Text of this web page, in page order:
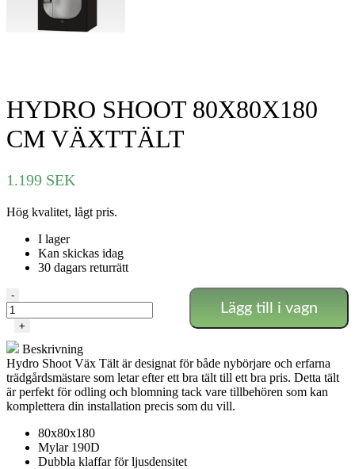
HYDRO SHOOT 80X80X180
CM VÄXTTÄLT
1.199 SEK
Hög kvalitet, lågt pris.
I lager
Kan skickas idag
30 dagars returrätt
HYDRO
SHOOT
80X80X180
VÄXTTÄLT
mängd
-
+
Lägg till i vagn
Beskrivning
Hydro Shoot Väx Tält är designat för både nybörjare och erfarna
trädgårdsmästare som letar efter ett bra tält till ett bra pris. Detta tält
är perfekt för odling och blomning tack vare tillbehören som kan
komplettera din installation precis som du vill.
80x80x180
Mylar 190D
Dubbla klaffar för ljusdensitet